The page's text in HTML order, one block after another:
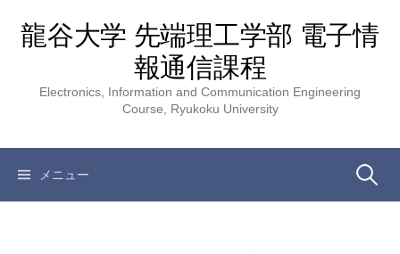
龍谷大学 先端理工学部 電子情
報通信課程
Electronics, Information and Communication Engineering
Course, Ryukoku University
メニュー 検